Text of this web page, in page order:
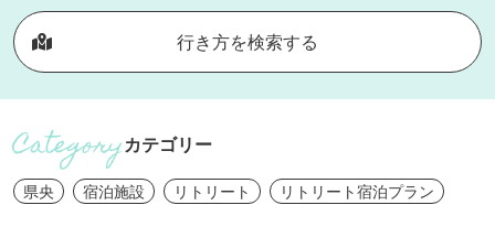
行き方を検索する
カテゴリー
県央 宿泊施設 リトリート リトリート宿泊プラン